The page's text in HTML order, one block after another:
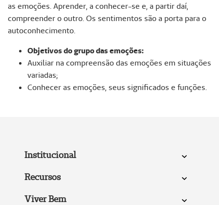
as emoções. Aprender, a conhecer-se e, a partir daí,
compreender o outro. Os sentimentos são a porta para o
autoconhecimento.
Objetivos do grupo das emoções:
Auxiliar na compreensão das emoções em situações
variadas;
Conhecer as emoções, seus significados e funções.
Institucional
Recursos
Viver Bem